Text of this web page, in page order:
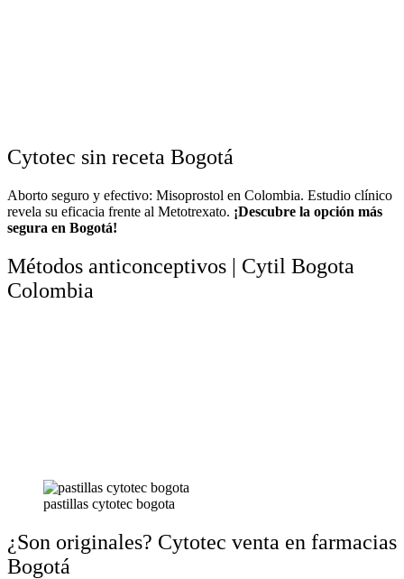
Cytotec sin receta Bogotá
Aborto seguro y efectivo: Misoprostol en Colombia. Estudio clínico
revela su eficacia frente al Metotrexato. ¡Descubre la opción más
segura en Bogotá!
Métodos anticonceptivos | Cytil Bogota
Colombia
pastillas cytotec bogota
¿Son originales? Cytotec venta en farmacias
Bogotá